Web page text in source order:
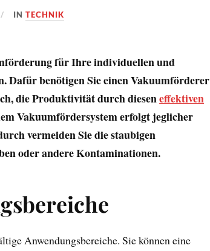
INTECHNIK
für Ihre individuellen und
Dafür benötigen Sie einen Vakuumförderer
die Produktivität durch dieseneffektiven
Vakuumfördersystem erfolgt jeglicher
vermeiden Sie die staubigen
oder andere Kontaminationen.
Anwendungsbereiche. Sie können eine